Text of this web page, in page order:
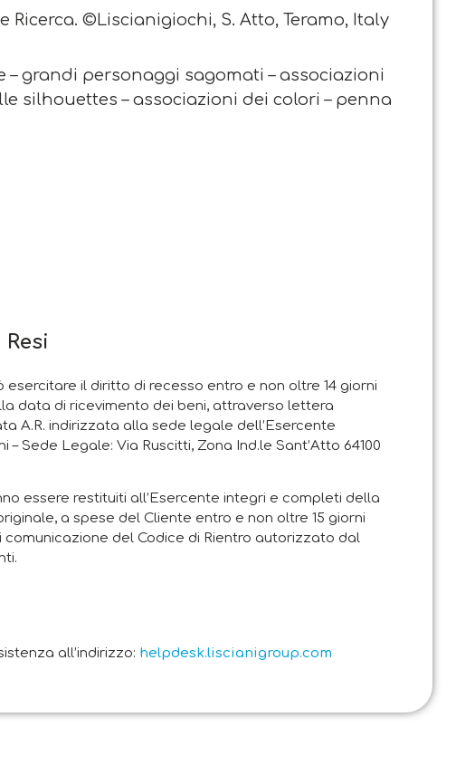
©Liscianigiochi, S. Atto, Teramo, Italy
– grandi personaggi sagomati – associazioni
silhouettes – associazioni dei colori – penna
Resi
esercitare il diritto di recesso entro e non oltre 14 giorni
data di ricevimento dei beni, attraverso lettera
A.R. indirizzata alla sede legale dell’Esercente
– Sede Legale: Via Ruscitti, Zona Ind.le Sant’Atto 64100
essere restituiti all’Esercente integri e completi della
a spese del Cliente entro e non oltre 15 giorni
comunicazione del Codice di Rientro autorizzato dal
all’indirizzo: helpdesk.liscianigroup.com